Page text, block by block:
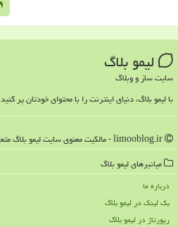
لیمو بلاگ
سایت ساز و وبلاگ
با لیمو بلاگ، دنیای اینترنت را با محتوای خودتان پر کنید
میانبرهای لیمو بلاگ
درباره ما
بک لینک در لیمو بلاگ
رپورتاژ در لیمو بلاگ